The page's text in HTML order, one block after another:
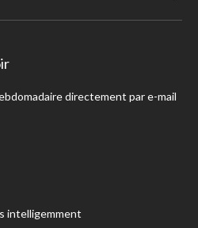
directement par e-mail
intelligemment